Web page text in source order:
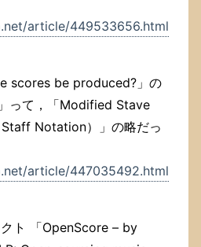
article/449533656.html
scores be produced?」の
って，「Modified Stave
Notation）」の略だっ
article/447035492.html
ト 「OpenScore – by